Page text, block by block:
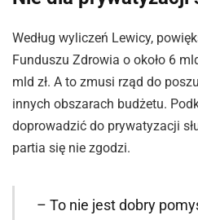
Według wyliczeń Lewicy,
Funduszu Zdrowia o około 6
mld zł. A to zmusi rząd do
innych obszarach budżetu.
doprowadzić do prywatyzacji
partia się nie zgodzi.
– To nie jest dobry